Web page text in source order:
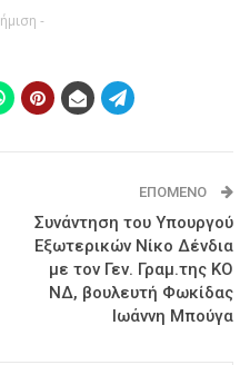
-
ΕΠΌΜΕΝΟ
Συνάντηση του Υπουργού
Εξωτερικών Νίκο Δένδια
με τον Γεν. Γραμ.της ΚΟ
ΝΔ, βουλευτή Φωκίδας
Ιωάννη Μπούγα